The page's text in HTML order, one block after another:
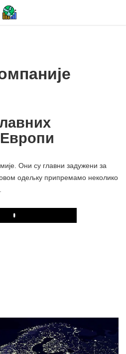
Они су главни задужени за
одељку припремамо неколико
Play